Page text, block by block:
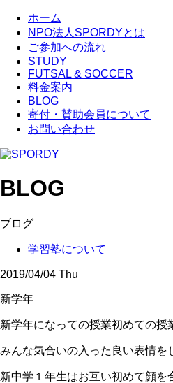
ホーム
NPO法人SPORDYとは
ご参加への流れ
STUDY
FUTSAL & SOCCER
料金案内
BLOG
寄付・賛助会員について
お問い合わせ
BLOG
ブログ
学習塾について
2019/04/04 Thu
新学年
新学年になっての授業初めての授
みんな気合いの入った良い表情を
新中学１年生はお互い初めて顔を